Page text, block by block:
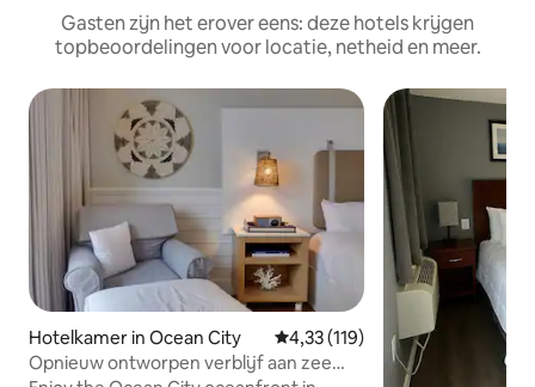
Gasten zijn het erover eens: deze hotels krijgen
topbeoordelingen voor locatie, netheid en meer.
Hotelkamer in Ocean City Gemiddelde beoordeling van
4,33 (119)
Opnieuw ontworpen verblijf aan zee